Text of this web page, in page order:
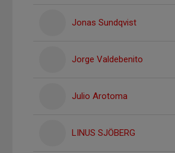
Jonas Sundqvist
Jorge Valdebenito
Julio Arotoma
LINUS SJÖBERG